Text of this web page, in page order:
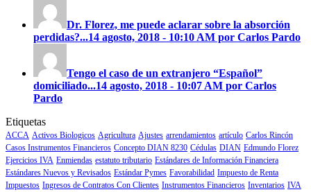
Dr. Florez, me puede aclarar sobre la absorción
perdidas?...14 agosto, 2018 - 10:10 AM por Carlos Pardo
Tengo el caso de un extranjero “Español”
domiciliado...14 agosto, 2018 - 10:07 AM por Carlos
Pardo
Etiquetas
ACCA Activos Biologicos Agricultura Ajustes arrendamientos artículo Carlos Rincón
Casos Instrumentos Financieros Concepto DIAN 8230 Cédulas DIAN Edmundo Florez
Ejercicios IVA Enmiendas estatuto tributario Estándares de Información Financiera
Estándares Nuevos y Revisados Estándar Pymes Favorabilidad Impuesto de Renta
Impuestos Ingresos de Contratos Con Clientes Instrumentos Financieros Inventarios IVA